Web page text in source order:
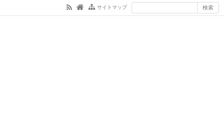
サイトマップ